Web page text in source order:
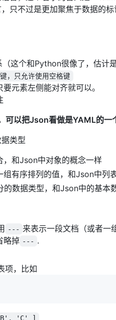
只不过是更加聚焦于数据的
这个和Python很像了，估计
，只允许使用空格键
元素左侧能对齐就可以。
可以把Json看做是YAML的一
类型
，和Json中对象的概念一样
组有序排列的值，和Json中列
数据类型，和Json中的基本
--- 来表示一段文档（或者一
略掉 --- .
项，比如
'C' ]